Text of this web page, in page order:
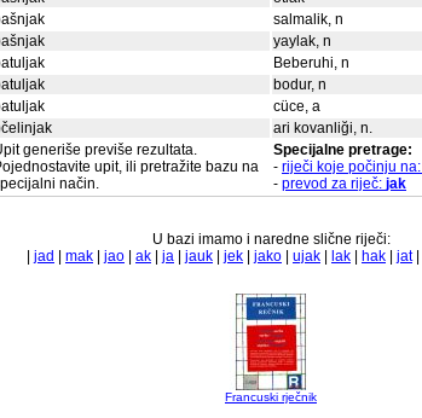
salmalik, n
yaylak, n
Beberuhi, n
bodur, n
cüce, a
ari kovanliği, n.
generiše previše rezultata.
upit, ili pretražite bazu na
način.
Specijalne pretrage:
- riječi koje počinju na:
- prevod za riječ: jak
U bazi imamo i naredne slične riječi:
jad mak jao ak ja jauk jek jako ujak lak hak jat|
Francuski rječnik